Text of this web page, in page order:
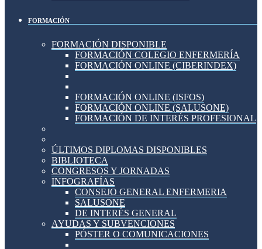
FORMACIÓN
FORMACIÓN DISPONIBLE
FORMACIÓN COLEGIO ENFERMERÍA
FORMACIÓN ONLINE (CIBERINDEX)
FORMACIÓN ONLINE (ISFOS)
FORMACIÓN ONLINE (SALUSONE)
FORMACIÓN DE INTERÉS PROFESIONAL
ÚLTIMOS DIPLOMAS DISPONIBLES
BIBLIOTECA
CONGRESOS Y JORNADAS
INFOGRAFÍAS
CONSEJO GENERAL ENFERMERIA
SALUSONE
DE INTERÉS GENERAL
AYUDAS Y SUBVENCIONES
PÓSTER O COMUNICACIONES